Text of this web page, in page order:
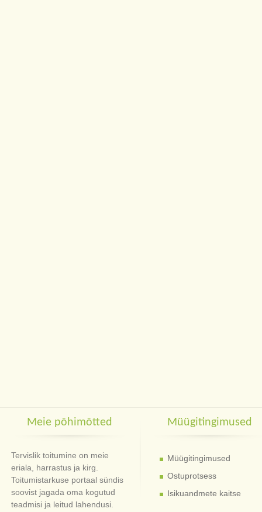
Meie põhimõtted
Tervislik toitumine on meie
eriala, harrastus ja kirg.
Toitumistarkuse portaal sündis
soovist jagada oma kogutud
teadmisi ja leitud lahendusi.
Müügitingimused
Müügitingimused
Ostuprotsess
Isikuandmete kaitse